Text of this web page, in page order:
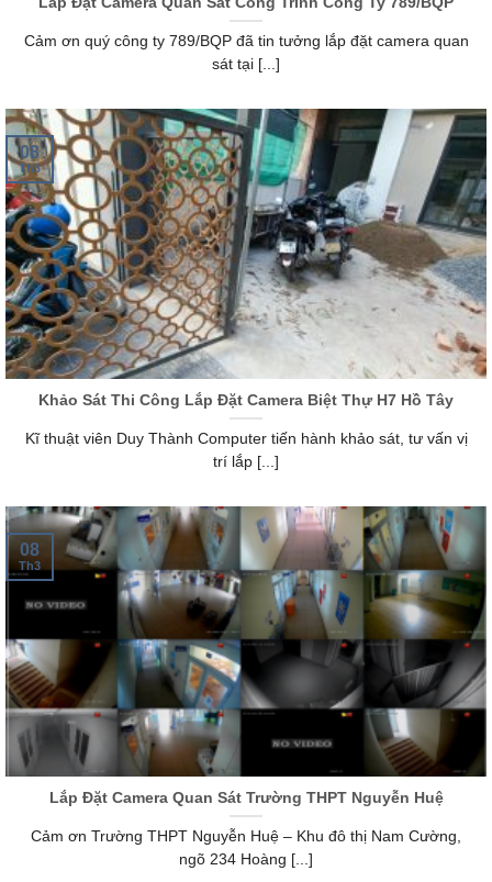
Cảm ơn quý công ty 789/BQP đã tin tưởng lắp đặt camera quan
sát tại [...]
Khảo Sát Thi Công Lắp Đặt Camera Biệt Thự H7 Hồ Tây
Kĩ thuật viên Duy Thành Computer tiến hành khảo sát, tư vấn vị
trí lắp [...]
08
Th3
Lắp Đặt Camera Quan Sát Trường THPT Nguyễn Huệ
Cảm ơn Trường THPT Nguyễn Huệ – Khu đô thị Nam Cường,
ngõ 234 Hoàng [...]
08
Th3